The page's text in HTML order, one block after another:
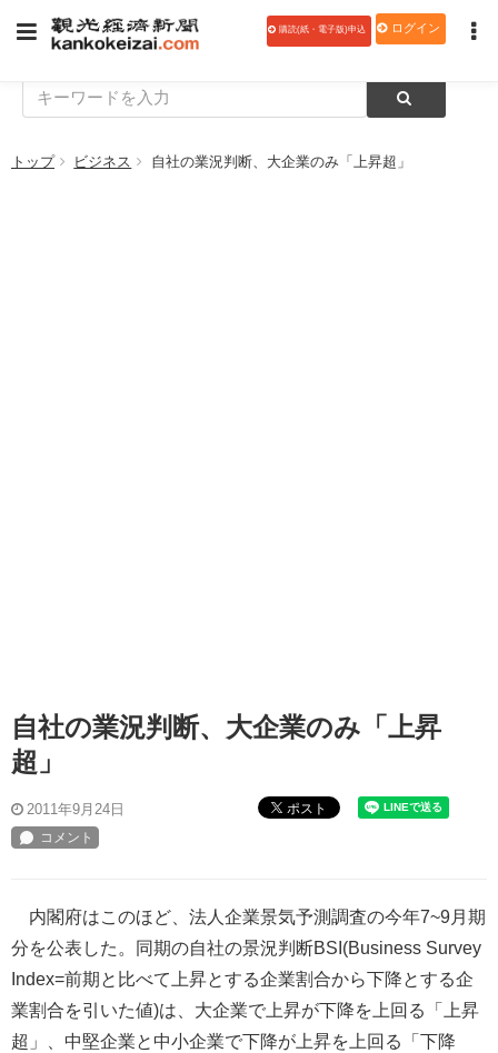
購読(紙・電子版)申込 ログイン
トップ ビジネス 自社の業況判断、大企業のみ「上昇超」
自社の業況判断、大企業のみ「上昇
超」
2011年9月24日 ポスト
内閣府はこのほど、法人企業景気予測調査の今年7~9月期
分を公表した。同期の自社の景況判断BSI(Business Survey
Index=前期と比べて上昇とする企業割合から下降とする企
業割合を引いた値)は、大企業で上昇が下降を上回る「上昇
超」、中堅企業と中小企業で下降が上昇を上回る「下降